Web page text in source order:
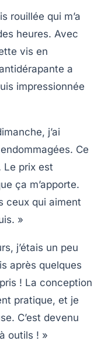
rouillée qui m’a
heures. Avec
vis en
a
impressionnée
j’ai
Ce
Le prix est
ça m’apporte.
ceux qui aiment
»
j’étais un peu
après quelques
! La conception
pratique, et je
C’est devenu
outils ! »